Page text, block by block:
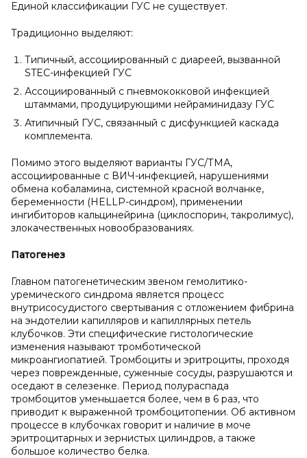
Единой классификации ГУС не существует.
Традиционно выделяют:
Типичный, ассоциированный с диареей, вызванной
STEC-инфекцией ГУС
Ассоциированный с пневмококковой инфекцией
штаммами, продуцирующими нейраминидазу ГУС
Атипичный ГУС, связанный с дисфункцией каскада
комплемента.
Помимо этого выделяют варианты ГУС/ТМА,
ассоциированные с ВИЧ-инфекцией, нарушениями
обмена кобаламина, системной красной волчанке,
беременности (HELLP-синдром), применении
ингибиторов кальцинейрина (циклоспорин, такролимус),
злокачественных новообразованиях.
Патогенез
Главном патогенетическим звеном гемолитико-
уремического синдрома является процесс
внутрисосудистого свертывания с отложением фибрина
на эндотелии капилляров и капиллярных петель
клубочков. Эти специфические гистологические
изменения называют тромботической
микроангиопатией. Тромбоциты и эритроциты, проходя
через поврежденные, суженные сосуды, разрушаются и
оседают в селезенке. Период полураспада
тромбоцитов уменьшается более, чем в 6 раз, что
приводит к выраженной тромбоцитопении. Об активном
процессе в клубочках говорит и наличие в моче
эритроцитарных и зернистых цилиндров, а также
большое количество белка.